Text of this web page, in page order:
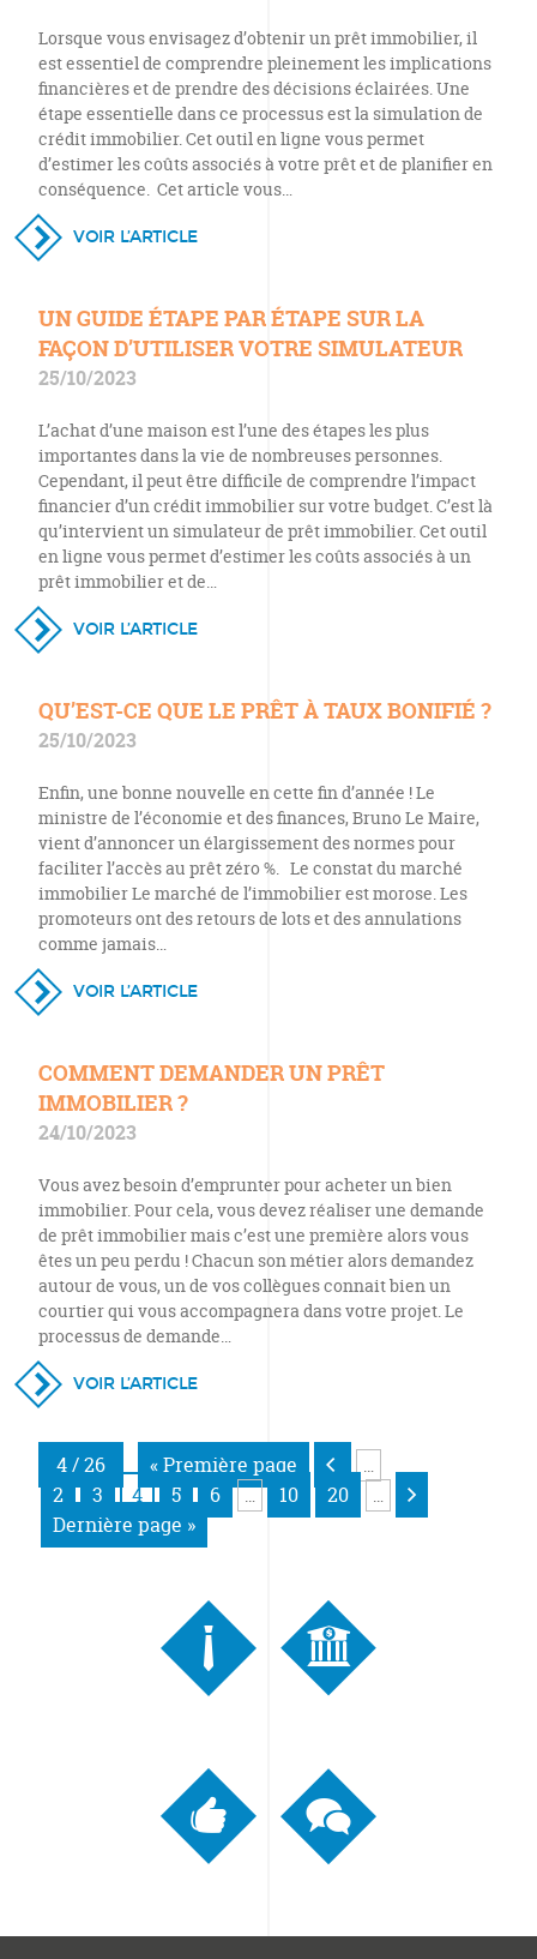
Lorsque vous envisagez d’obtenir un prêt immobilier, il
est essentiel de comprendre pleinement les implications
financières et de prendre des décisions éclairées. Une
étape essentielle dans ce processus est la simulation de
crédit immobilier. Cet outil en ligne vous permet
d’estimer les coûts associés à votre prêt et de planifier en
conséquence. Cet article vous…
VOIR L’ARTICLE
UN GUIDE ÉTAPE PAR ÉTAPE SUR LA
FAÇON D’UTILISER VOTRE SIMULATEUR
25/10/2023
L’achat d’une maison est l’une des étapes les plus
importantes dans la vie de nombreuses personnes.
Cependant, il peut être difficile de comprendre l’impact
financier d’un crédit immobilier sur votre budget. C’est là
qu’intervient un simulateur de prêt immobilier. Cet outil
en ligne vous permet d’estimer les coûts associés à un
prêt immobilier et de…
VOIR L’ARTICLE
QU’EST-CE QUE LE PRÊT À TAUX BONIFIÉ ?
25/10/2023
Enfin, une bonne nouvelle en cette fin d’année ! Le
ministre de l’économie et des finances, Bruno Le Maire,
vient d’annoncer un élargissement des normes pour
faciliter l’accès au prêt zéro %. Le constat du marché
immobilier Le marché de l’immobilier est morose. Les
promoteurs ont des retours de lots et des annulations
comme jamais…
VOIR L’ARTICLE
COMMENT DEMANDER UN PRÊT
IMMOBILIER ?
24/10/2023
Vous avez besoin d’emprunter pour acheter un bien
immobilier. Pour cela, vous devez réaliser une demande
de prêt immobilier mais c’est une première alors vous
êtes un peu perdu ! Chacun son métier alors demandez
autour de vous, un de vos collègues connait bien un
courtier qui vous accompagnera dans votre projet. Le
processus de demande…
VOIR L’ARTICLE
4 / 26 « Première page …
2 3 4 5 6 … 10 20 …
Dernière page »